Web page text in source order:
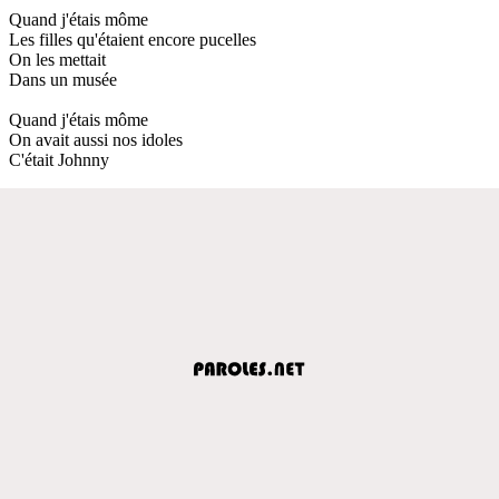
Quand j'étais môme
Les filles qu'étaient encore pucelles
On les mettait
Dans un musée
Quand j'étais môme
On avait aussi nos idoles
C'était Johnny